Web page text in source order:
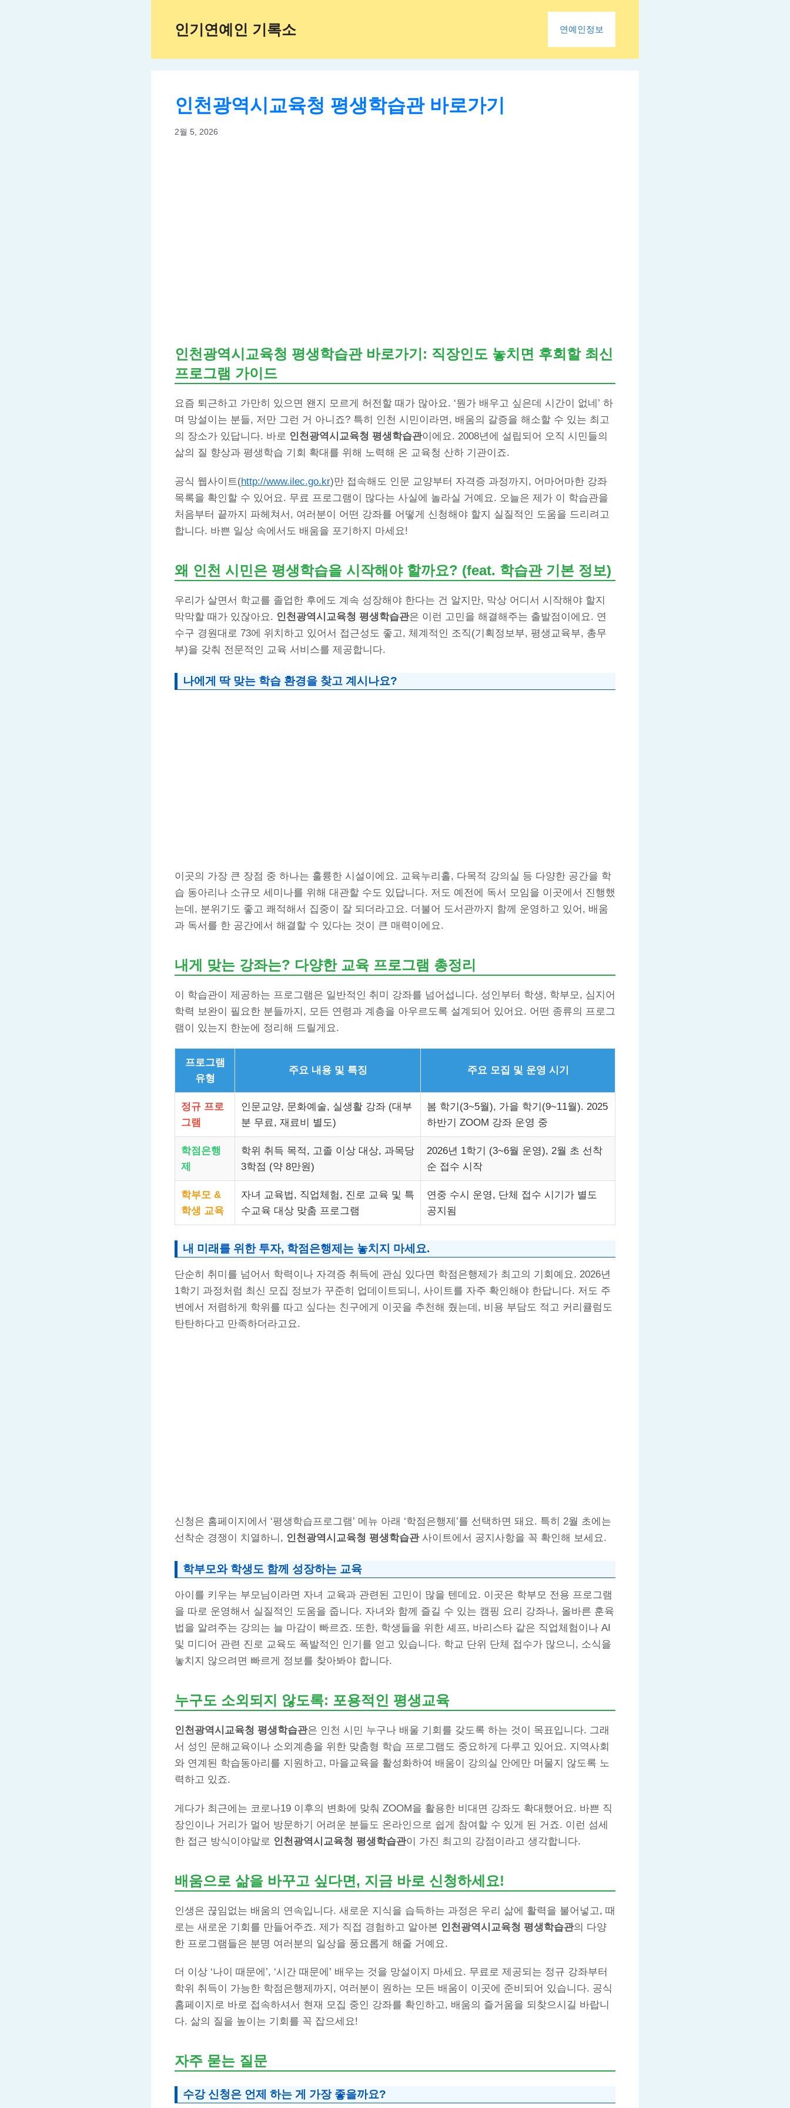
인기연예인 기록소 연예인정보
인천광역시교육청 평생학습관 바로가기
2월 5, 2026
인천광역시교육청 평생학습관 바로가기: 직장인도 놓치면 후회할 최신
프로그램 가이드
요즘 퇴근하고 가만히 있으면 왠지 모르게 허전할 때가 많아요. ‘뭔가 배우고 싶은데 시간이 없네’ 하
며 망설이는 분들, 저만 그런 거 아니죠? 특히 인천 시민이라면, 배움의 갈증을 해소할 수 있는 최고
의 장소가 있답니다. 바로 인천광역시교육청 평생학습관이에요. 2008년에 설립되어 오직 시민들의
삶의 질 향상과 평생학습 기회 확대를 위해 노력해 온 교육청 산하 기관이죠.
공식 웹사이트(http://www.ilec.go.kr)만 접속해도 인문 교양부터 자격증 과정까지, 어마어마한 강좌
목록을 확인할 수 있어요. 무료 프로그램이 많다는 사실에 놀라실 거예요. 오늘은 제가 이 학습관을
처음부터 끝까지 파헤쳐서, 여러분이 어떤 강좌를 어떻게 신청해야 할지 실질적인 도움을 드리려고
합니다. 바쁜 일상 속에서도 배움을 포기하지 마세요!
왜 인천 시민은 평생학습을 시작해야 할까요? (feat. 학습관 기본 정보)
우리가 살면서 학교를 졸업한 후에도 계속 성장해야 한다는 건 알지만, 막상 어디서 시작해야 할지
막막할 때가 있잖아요. 인천광역시교육청 평생학습관은 이런 고민을 해결해주는 출발점이에요. 연
수구 경원대로 73에 위치하고 있어서 접근성도 좋고, 체계적인 조직(기획정보부, 평생교육부, 총무
부)을 갖춰 전문적인 교육 서비스를 제공합니다.
나에게 딱 맞는 학습 환경을 찾고 계시나요?
이곳의 가장 큰 장점 중 하나는 훌륭한 시설이에요. 교육누리홀, 다목적 강의실 등 다양한 공간을 학
습 동아리나 소규모 세미나를 위해 대관할 수도 있답니다. 저도 예전에 독서 모임을 이곳에서 진행했
는데, 분위기도 좋고 쾌적해서 집중이 잘 되더라고요. 더불어 도서관까지 함께 운영하고 있어, 배움
과 독서를 한 공간에서 해결할 수 있다는 것이 큰 매력이에요.
내게 맞는 강좌는? 다양한 교육 프로그램 총정리
이 학습관이 제공하는 프로그램은 일반적인 취미 강좌를 넘어섭니다. 성인부터 학생, 학부모, 심지어
학력 보완이 필요한 분들까지, 모든 연령과 계층을 아우르도록 설계되어 있어요. 어떤 종류의 프로그
램이 있는지 한눈에 정리해 드릴게요.
프로그램
유형
주요 내용 및 특징 주요 모집 및 운영 시기
정규 프로
그램
인문교양, 문화예술, 실생활 강좌 (대부
분 무료, 재료비 별도)
봄 학기(3~5월), 가을 학기(9~11월). 2025
하반기 ZOOM 강좌 운영 중
학점은행
제
학위 취득 목적, 고졸 이상 대상, 과목당
3학점 (약 8만원)
2026년 1학기 (3~6월 운영), 2월 초 선착
순 접수 시작
학부모 &
학생 교육
자녀 교육법, 직업체험, 진로 교육 및 특
수교육 대상 맞춤 프로그램
연중 수시 운영, 단체 접수 시기가 별도
공지됨
내 미래를 위한 투자, 학점은행제는 놓치지 마세요.
단순히 취미를 넘어서 학력이나 자격증 취득에 관심 있다면 학점은행제가 최고의 기회예요. 2026년
1학기 과정처럼 최신 모집 정보가 꾸준히 업데이트되니, 사이트를 자주 확인해야 한답니다. 저도 주
변에서 저렴하게 학위를 따고 싶다는 친구에게 이곳을 추천해 줬는데, 비용 부담도 적고 커리큘럼도
탄탄하다고 만족하더라고요.
신청은 홈페이지에서 ‘평생학습프로그램’ 메뉴 아래 ‘학점은행제’를 선택하면 돼요. 특히 2월 초에는
선착순 경쟁이 치열하니, 인천광역시교육청 평생학습관사이트에서 공지사항을 꼭 확인해 보세요.
학부모와 학생도 함께 성장하는 교육
아이를 키우는 부모님이라면 자녀 교육과 관련된 고민이 많을 텐데요. 이곳은 학부모 전용 프로그램
을 따로 운영해서 실질적인 도움을 줍니다. 자녀와 함께 즐길 수 있는 캠핑 요리 강좌나, 올바른 훈육
법을 알려주는 강의는 늘 마감이 빠르죠. 또한, 학생들을 위한 셰프, 바리스타 같은 직업체험이나 AI
및 미디어 관련 진로 교육도 폭발적인 인기를 얻고 있습니다. 학교 단위 단체 접수가 많으니, 소식을
놓치지 않으려면 빠르게 정보를 찾아봐야 합니다.
누구도 소외되지 않도록: 포용적인 평생교육
인천광역시교육청 평생학습관은 인천 시민 누구나 배울 기회를 갖도록 하는 것이 목표입니다. 그래
서 성인 문해교육이나 소외계층을 위한 맞춤형 학습 프로그램도 중요하게 다루고 있어요. 지역사회
와 연계된 학습동아리를 지원하고, 마을교육을 활성화하여 배움이 강의실 안에만 머물지 않도록 노
력하고 있죠.
게다가 최근에는 코로나19 이후의 변화에 맞춰 ZOOM을 활용한 비대면 강좌도 확대했어요. 바쁜 직
장인이나 거리가 멀어 방문하기 어려운 분들도 온라인으로 쉽게 참여할 수 있게 된 거죠. 이런 섬세
한 접근 방식이야말로 인천광역시교육청 평생학습관이 가진 최고의 강점이라고 생각합니다.
배움으로 삶을 바꾸고 싶다면, 지금 바로 신청하세요!
인생은 끊임없는 배움의 연속입니다. 새로운 지식을 습득하는 과정은 우리 삶에 활력을 불어넣고, 때
로는 새로운 기회를 만들어주죠. 제가 직접 경험하고 알아본 인천광역시교육청 평생학습관의 다양
한 프로그램들은 분명 여러분의 일상을 풍요롭게 해줄 거예요.
더 이상 ‘나이 때문에’, ‘시간 때문에’ 배우는 것을 망설이지 마세요. 무료로 제공되는 정규 강좌부터
학위 취득이 가능한 학점은행제까지, 여러분이 원하는 모든 배움이 이곳에 준비되어 있습니다. 공식
홈페이지로 바로 접속하셔서 현재 모집 중인 강좌를 확인하고, 배움의 즐거움을 되찾으시길 바랍니
다. 삶의 질을 높이는 기회를 꼭 잡으세요!
자주 묻는 질문
수강 신청은 언제 하는 게 가장 좋을까요?